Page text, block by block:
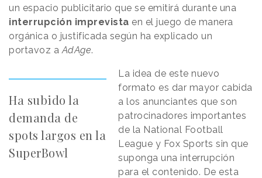
un espacio publicitario que se emitirá durante una
interrupción imprevista en el juego de manera
orgánica o justificada según ha explicado un
portavoz a AdAge.
Ha subido la
demanda de
spots largos en la
SuperBowl
La idea de este nuevo
formato es dar mayor cabida
a los anunciantes que son
patrocinadores importantes
de la National Football
League y Fox Sports sin que
suponga una interrupción
para el contenido. De esta